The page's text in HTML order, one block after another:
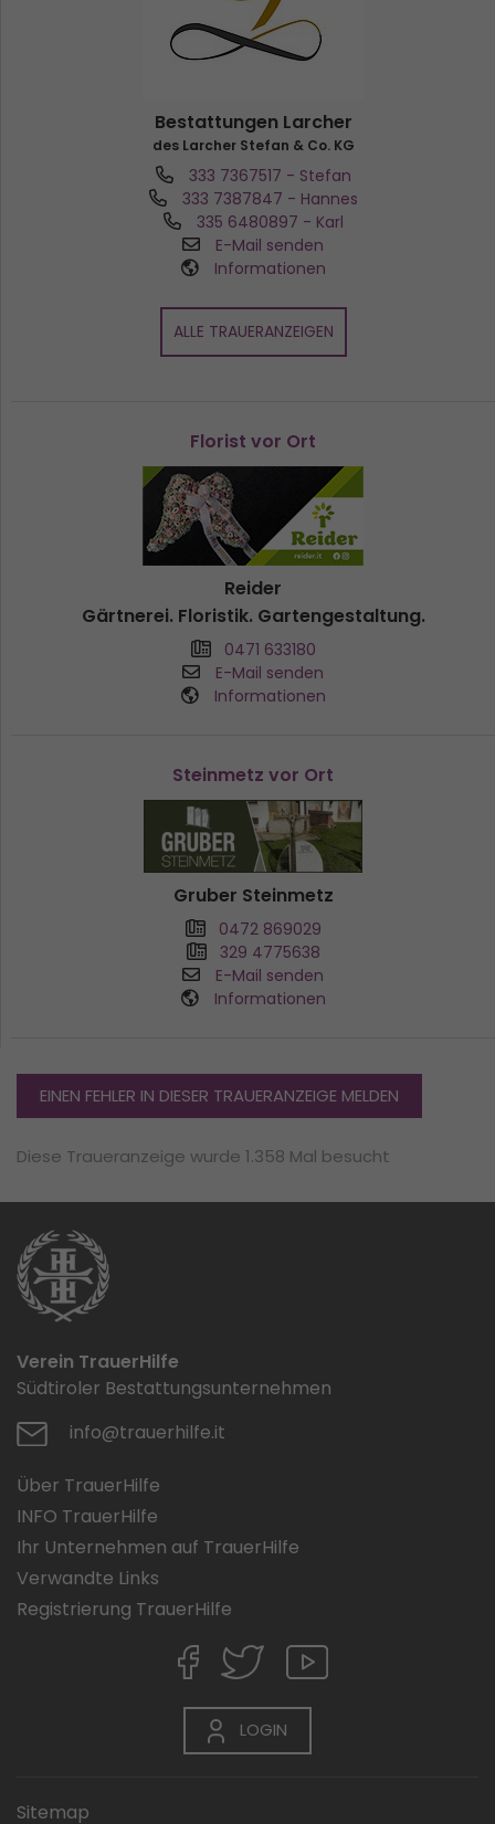
Bestattungen Larcher
des Larcher Stefan & Co. KG
333 7367517 - Stefan
333 7387847 - Hannes
335 6480897 - Karl
E-Mail senden
Informationen
ALLE TRAUERANZEIGEN
Florist vor Ort
Reider
Gärtnerei. Floristik. Gartengestaltung.
0471 633180
E-Mail senden
Informationen
Steinmetz vor Ort
Gruber Steinmetz
0472 869029
329 4775638
E-Mail senden
Informationen
EINEN FEHLER IN DIESER TRAUERANZEIGE MELDEN
Diese Traueranzeige wurde 1.358 Mal besucht
Verein TrauerHilfe
Südtiroler Bestattungsunternehmen
info@trauerhilfe.it
Über TrauerHilfe
INFO TrauerHilfe
Ihr Unternehmen auf TrauerHilfe
Verwandte Links
Registrierung TrauerHilfe
LOGIN
Sitemap